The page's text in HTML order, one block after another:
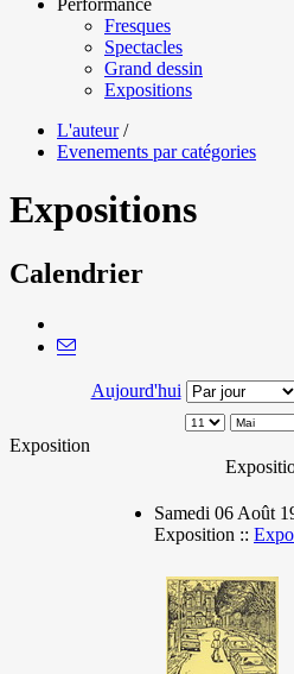
Fresques
Spectacles
Grand dessin
Expositions
L'auteur /
Evenements par catégories
Expositions
Calendrier
Aujourd'hui
Exposition
Samedi 06 Août
Exposition ::